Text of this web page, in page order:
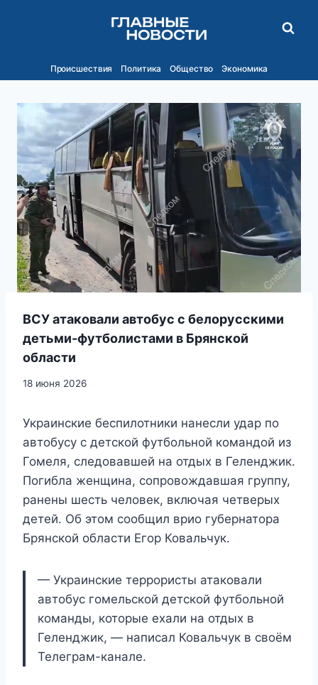
Происшествия Политика Общество Экономика
ВСУ атаковали автобус с белорусскими
детьми-футболистами в Брянской
области
18 июня 2026
Украинские беспилотники нанесли удар по
автобусу с детской футбольной командой из
Гомеля, следовавшей на отдых в Геленджик.
Погибла женщина, сопровождавшая группу,
ранены шесть человек, включая четверых
детей. Об этом сообщил врио губернатора
Брянской области Егор Ковальчук.
— Украинские террористы атаковали
автобус гомельской детской футбольной
команды, которые ехали на отдых в
Геленджик, — написал Ковальчук в своём
Телеграм-канале.